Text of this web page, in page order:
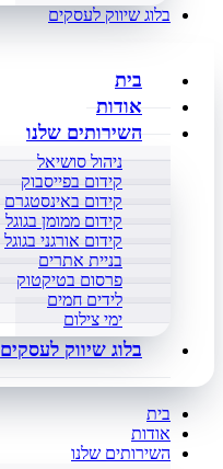
בלוג שיווק לעסקים
בית
אודות
השירותים שלנו
ניהול סושיאל
קידום בפייסבוק
קידום באינסטגרם
קידום ממומן בגוגל
קידום אורגני בגוגל
בניית אתרים
פרסום בטיקטוק
לידים חמים
ימי צילום
בלוג שיווק לעסקים
בית
אודות
השירותים שלנו